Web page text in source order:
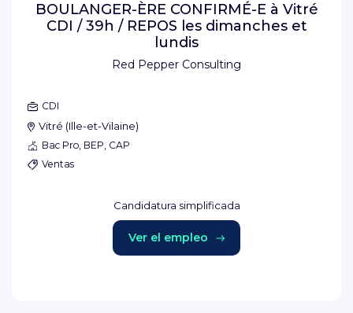
Red Pepper Consulting
BOULANGER-ÈRE CONFIRMÉ-E à Vitré
CDI / 39h / REPOS les dimanches et
lundis
CDI
Vitré (Ille-et-Vilaine)
Bac Pro, BEP, CAP
Ventas
Candidatura simplificada
Ver el empleo